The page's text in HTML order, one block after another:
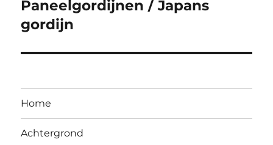
Paneelgordijnen / Japans
gordijn
Home
Achtergrond